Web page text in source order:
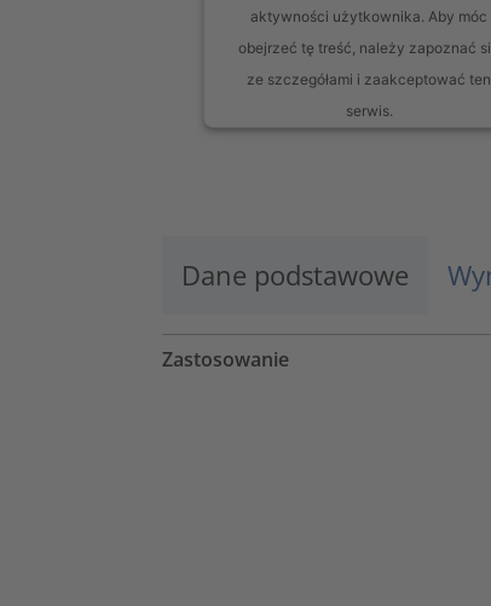
aktywności użytkownika. Aby móc
obejrzeć tę treść, należy zapoznać
ze szczegółami i zaakceptować ten
serwis.
powered byUsercentrics Consent
Dane podstawowe
Zastosowanie